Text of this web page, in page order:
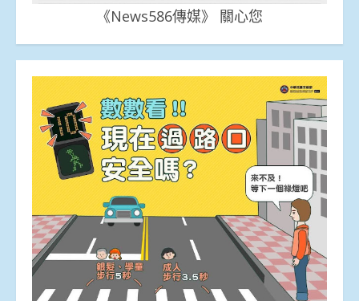
《News586傳媒》 關心您